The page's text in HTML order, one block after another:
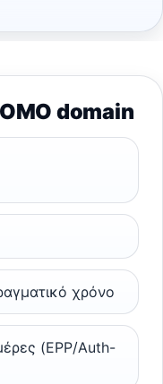
domain
χρόνο
(EPP/Auth-